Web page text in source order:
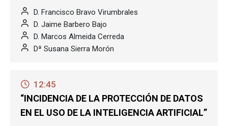
D. Francisco Bravo Virumbrales
D. Jaime Barbero Bajo
D. Marcos Almeida Cerreda
Dª Susana Sierra Morón
12:45
“INCIDENCIA DE LA PROTECCIÓN DE DATOS
EN EL USO DE LA INTELIGENCIA ARTIFICIAL”